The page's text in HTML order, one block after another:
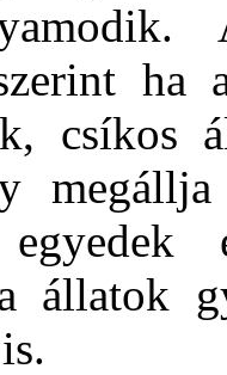
ha
csíkos
állatok